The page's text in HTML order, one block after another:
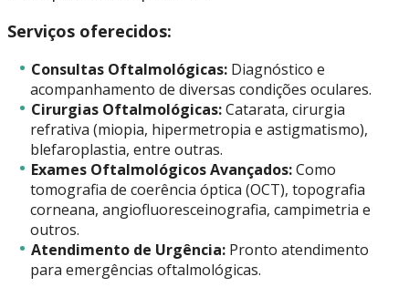
Serviços oferecidos:
Consultas Oftalmológicas: Diagnóstico e
acompanhamento de diversas condições oculares.
Cirurgias Oftalmológicas:Catarata, cirurgia
refrativa (miopia, hipermetropia e astigmatismo),
blefaroplastia, entre outras.
Exames Oftalmológicos Avançados:Como
tomografia de coerência óptica (OCT), topografia
corneana, angiofluoresceinografia, campimetria e
outros.
Atendimento de Urgência: Pronto atendimento
para emergências oftalmológicas.